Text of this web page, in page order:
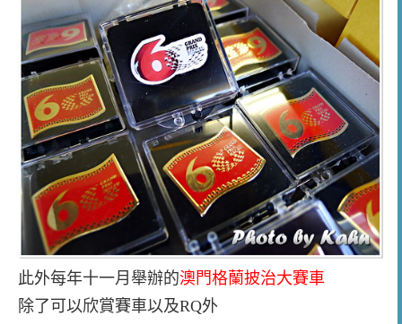
此外每年十一月舉辦的澳門格蘭披治大賽車
除了可以欣賞賽車以及RQ外